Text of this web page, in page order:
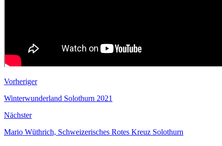
Vorheriger
Winterwunderland Solothurn 2021
Nächster
Mario Wüthrich, Schweizerisches Rotes Kreuz Solothurn